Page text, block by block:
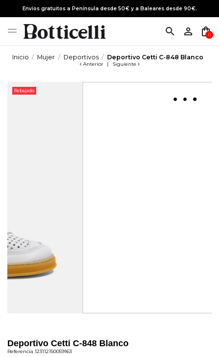
Envíos gratuitos a Península desde 50€ y a Baleares desde 90€.
search person_outline shopping_bag
0
Inicio Mujer Deportivos Deportivo Cetti C-848 Blanco
Anterior | Siguiente
Rebajado
Deportivo Cetti C-848 Blanco
Referencia 123112150059163